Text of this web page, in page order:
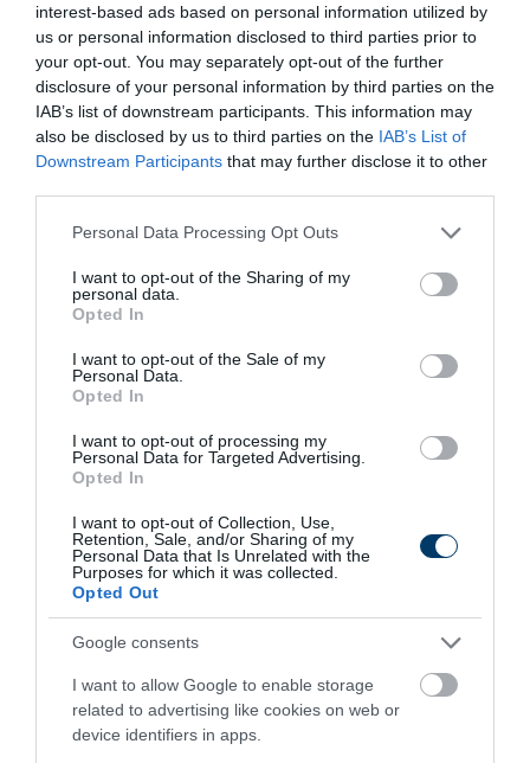
interest-based ads based on personal information utilized by
us or personal information disclosed to third parties prior to
your opt-out. You may separately opt-out of the further
disclosure of your personal information by third parties on the
IAB’s list of downstream participants. This information may
also be disclosed by us to third parties on the IAB’s List of
Downstream Participants that may further disclose it to other
Please note that this website/app uses one or more Google
not limited to your visit or usage behaviour. You may click to
grant or deny consent to Google and its third-party tags to
use your data for below specified purposes in below Google
consent section.
Personal Data Processing Opt Outs
I want to opt-out of the Sharing of my
personal data.
Opted In
I want to opt-out of the Sale of my
Personal Data.
Opted In
I want to opt-out of processing my
Personal Data for Targeted Advertising.
Opted In
I want to opt-out of Collection, Use,
Retention, Sale, and/or Sharing of my
Personal Data that Is Unrelated with the
Purposes for which it was collected.
Opted Out
Google consents
I want to allow Google to enable storage
related to advertising like cookies on web or
device identifiers in apps.
Plain...
492 155
This Simple Trick Removes All Parasites From
Your Body!